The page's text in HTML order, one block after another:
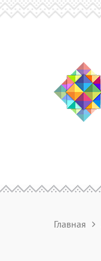
Главная